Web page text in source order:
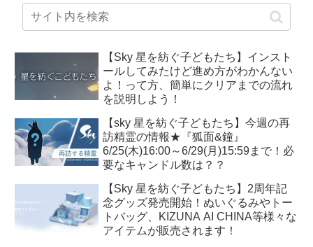
【Sky 星を紡ぐ子どもたち】インスト
ールしてみたけど進め方がわかんない
よ！って方、簡単にクリアまでの流れ
を説明しよう！
【sky 星を紡ぐ子どもたち】今週の再
訪精霊の情報★『狐面&鐘』
6/25(木)16:00～6/29(月)15:59まで！必
要なキャンドル数は？？
【Sky 星を紡ぐ子どもたち】2周年記
念グッズ発売開始！ぬいぐるみやトー
トバッグ、KIZUNA AI CHINA等様々な
アイテムが販売されます！